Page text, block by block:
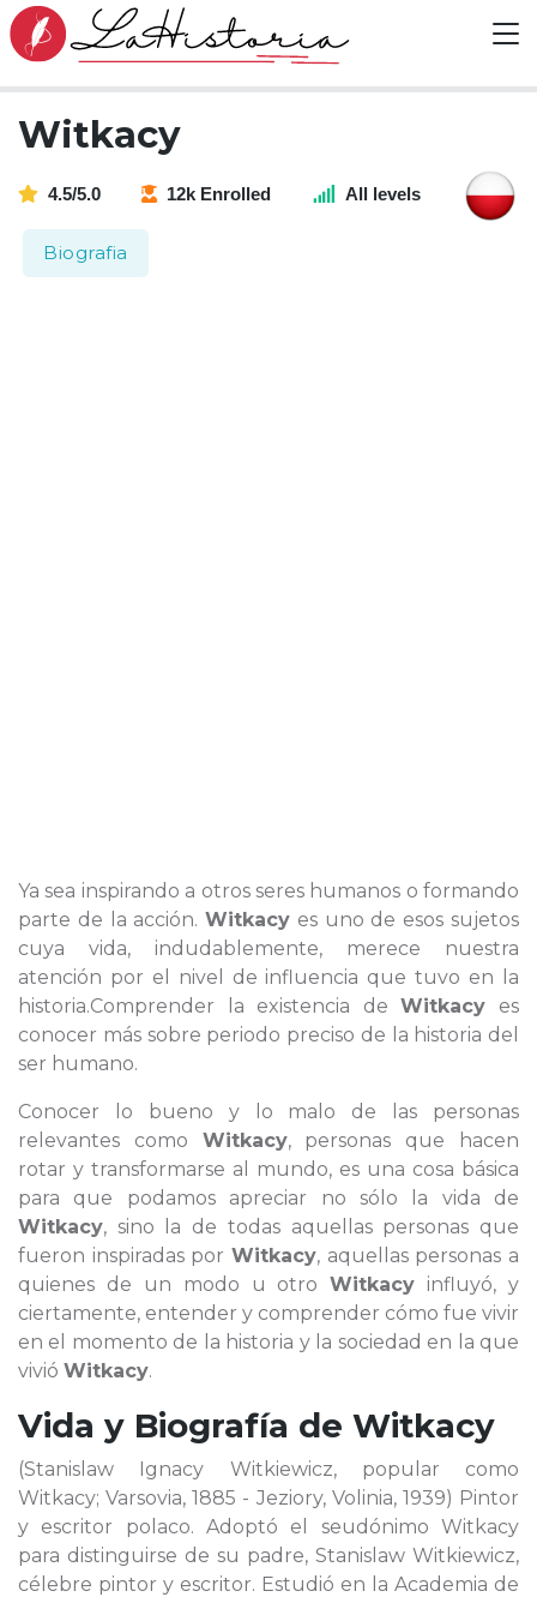
Witkacy
4.5/5.0 12k Enrolled All levels
Biografia
Ya sea inspirando a otros seres humanos o formando
parte de la acción.Witkacy es uno de esos sujetos
cuya vida, indudablemente, merece nuestra
atención por el nivel de influencia que tuvo en la
historia.Comprender la existencia deWitkacy es
conocer más sobre periodo preciso de la historia del
ser humano.
Conocer lo bueno y lo malo de las personas
relevantes como Witkacy, personas que hacen
rotar y transformarse al mundo, es una cosa básica
para que podamos apreciar no sólo la vida de
Witkacy, sino la de todas aquellas personas que
fueron inspiradas por Witkacy, aquellas personas a
quienes de un modo u otroWitkacy influyó, y
ciertamente, entender y comprender cómo fue vivir
en el momento de la historia y la sociedad en la que
vivió Witkacy.
Vida y Biografía de Witkacy
(Stanislaw Ignacy Witkiewicz, popular como
Witkacy; Varsovia, 1885 - Jeziory, Volinia, 1939) Pintor
y escritor polaco. Adoptó el seudónimo Witkacy
para distinguirse de su padre, Stanislaw Witkiewicz,
célebre pintor y escritor. Estudió en la Academia de